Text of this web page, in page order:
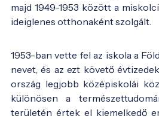
majd 1949-1953 között a
ideiglenes otthonaként szolgált.
Az iskola régi képeslapon -
1953-ban vette fel az iskola a
nevet, és az ezt követő
ország legjobb középiskolái
különösen a
területén értek el kiemelkedő